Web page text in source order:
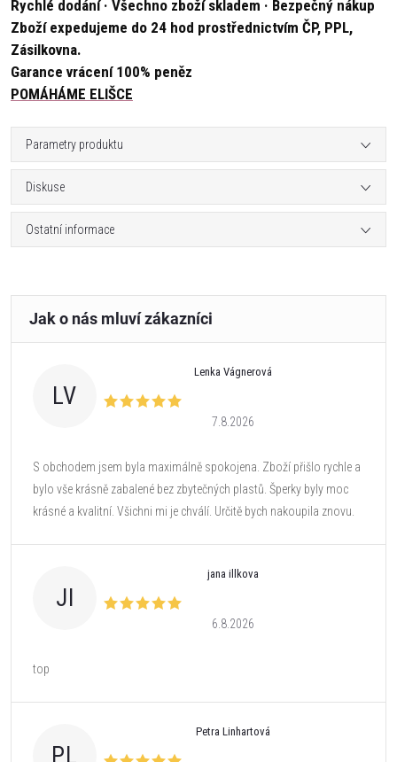
Rychlé dodání · Všechno zboží skladem · Bezpečný nákup
Zboží expedujeme do 24 hod prostřednictvím ČP, PPL,
Zásilkovna.
Garance vrácení 100% peněz
POMÁHÁME ELIŠCE
Parametry produktu
Diskuse
Ostatní informace
LV
Lenka Vágnerová
7.8.2026
S obchodem jsem byla maximálně spokojena. Zboží přišlo rychle a
bylo vše krásně zabalené bez zbytečných plastů. Šperky byly moc
krásné a kvalitní. Všichni mi je chválí. Určitě bych nakoupila znovu.
JI
jana illkova
6.8.2026
top
PL
Petra Linhartová